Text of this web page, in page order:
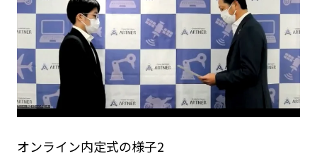
オンライン内定式の様子2